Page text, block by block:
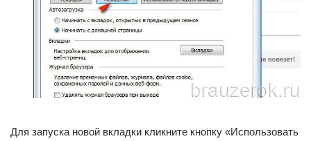
Для запуска новой вкладки кликните кнопку «Использовать